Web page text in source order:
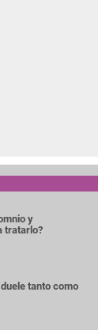
y
tratarlo?
tanto como